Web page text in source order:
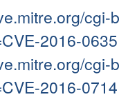
cgi-
2016-0635
cgi-
2016-0714